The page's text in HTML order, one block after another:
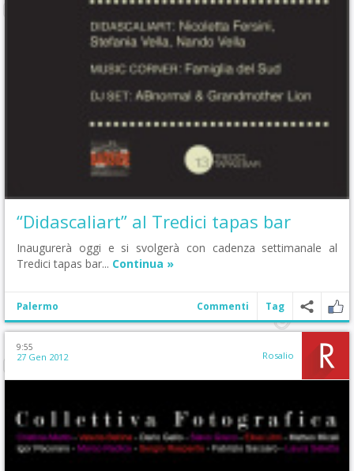
“Didascaliart” al Tredici tapas bar
Inaugurerà oggi e si svolgerà con cadenza settimanale al
Tredici tapas bar... Continua »
Palermo Commenti Tag
9:55
27 Gen 2012 Rosalio